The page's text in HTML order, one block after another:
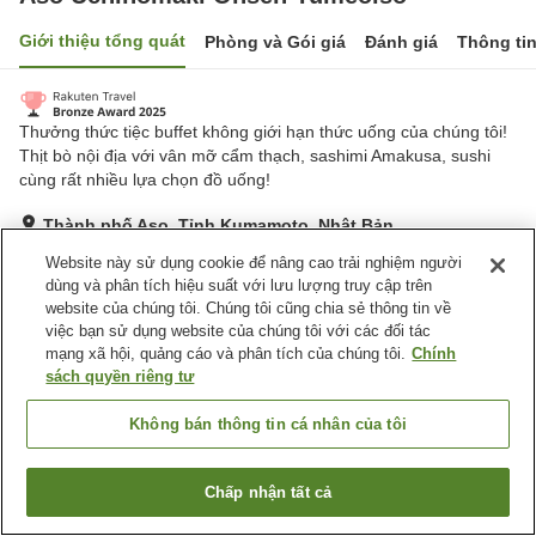
Giới thiệu tổng quát Phòng và Gói giá Đánh giá Thông
Thưởng thức tiệc buffet không giới hạn thức uống của chúng tôi!
Thịt bò nội địa với vân mỡ cẩm thạch, sashimi Amakusa, sushi
cùng rất nhiều lựa chọn đồ uống!
Thành phố Aso, Tỉnh Kumamoto, Nhật Bản
Rất tốt Đánh giá:594lượt
Tiện nghi chỗ nghỉ
Máy bán hàng tự động
Cửa hàng
Aso Uchinomaki Onsen YumeoisoTìm phòng trống
Website này sử dụng cookie để nâng cao trải nghiệm người
dùng và phân tích hiệu suất với lưu lượng truy cập trên
website của chúng tôi. Chúng tôi cũng chia sẻ thông tin về
việc bạn sử dụng website của chúng tôi với các đối tác
mạng xã hội, quảng cáo và phân tích của chúng tôi. Chính
sách quyền riêng tư
Không bán thông tin cá nhân của tôi
Chấp nhận tất cả